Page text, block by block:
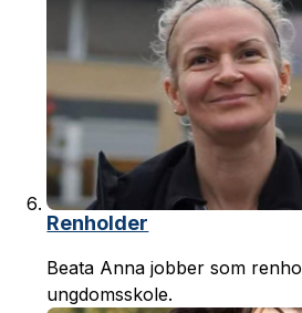
Renholder
Beata Anna jobber som
ungdomsskole.